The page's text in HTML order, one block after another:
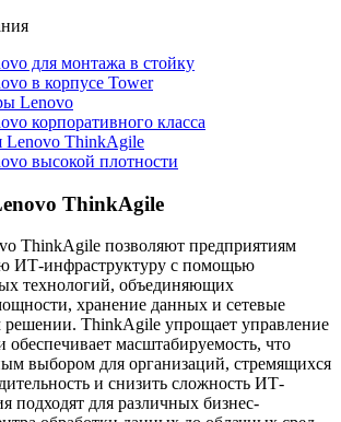
для монтажа в стойку
в корпусе Tower
Lenovo
корпоративного класса
Lenovo ThinkAgile
высокой плотности
ThinkAgile
ThinkAgile позволяют предприятиям
ИТ-инфраструктуру с помощью
технологий, объединяющих
хранение данных и сетевые
ThinkAgile упрощает управление
обеспечивает масштабируемость, что
выбором для организаций, стремящихся
и снизить сложность ИТ-
подходят для различных бизнес-